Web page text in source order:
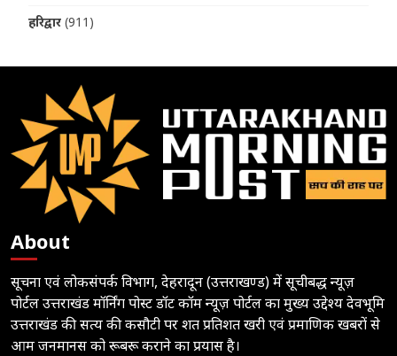
हरिद्वार (911)
About
सूचना एवं लोकसंपर्क विभाग, देहरादून (उत्तराखण्ड) में सूचीबद्ध न्यूज़
पोर्टल उत्तराखंड मॉर्निंग पोस्ट डॉट कॉम न्यूज़ पोर्टल का मुख्य उद्देश्य देवभूमि
उत्तराखंड की सत्य की कसौटी पर शत प्रतिशत खरी एवं प्रमाणिक खबरों से
आम जनमानस को रूबरू कराने का प्रयास है।